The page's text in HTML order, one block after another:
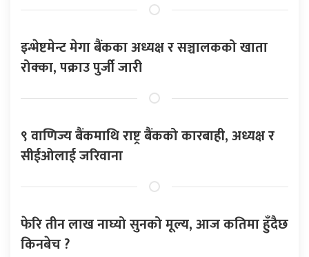
इन्भेष्टमेन्ट मेगा बैंकका अध्यक्ष र सञ्चालकको खाता
रोक्का, पक्राउ पुर्जी जारी
९ वाणिज्य बैंकमाथि राष्ट्र बैंकको कारबाही, अध्यक्ष र
सीईओलाई जरिवाना
फेरि तीन लाख नाघ्यो सुनको मूल्य, आज कतिमा हुँदैछ
किनबेच ?